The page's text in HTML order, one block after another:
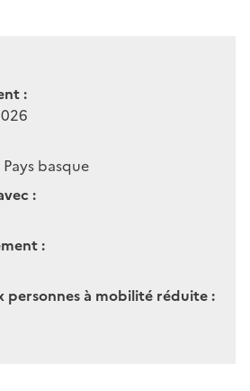
:
basque
:
:
personnes à mobilité réduite :